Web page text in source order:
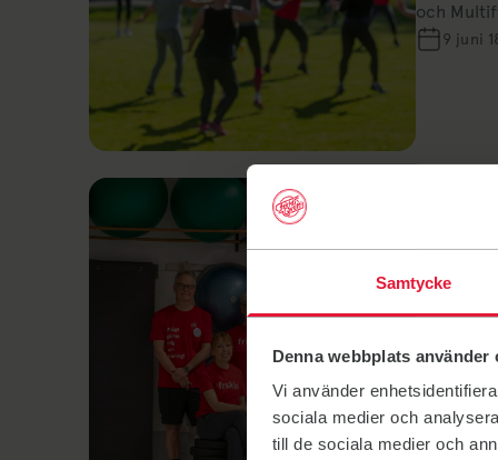
Samtycke
Denna webbplats använder
Vi använder
sociala medier och
till de sociala medier och
och
9 juni
träning,
minuter
14